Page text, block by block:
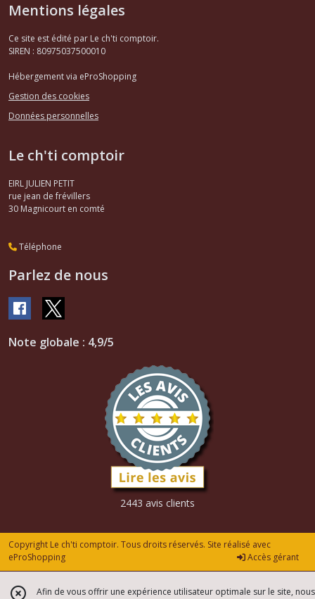
Mentions légales
Ce site est édité par Le ch'ti comptoir.
SIREN : 80975037500010
Hébergement via eProShopping
Gestion des cookies
Données personnelles
Le ch'ti comptoir
EIRL JULIEN PETIT
rue jean de frévillers
30 Magnicourt en comté
Téléphone
Parlez de nous
Note globale : 4,9/5
2443 avis clients
Copyright Le ch'ti comptoir. Tous droits réservés. Site réalisé avec
eProShopping
Accès gérant
Afin de vous offrir une expérience utilisateur optimale sur le site, nous